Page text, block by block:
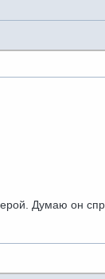
Думаю он